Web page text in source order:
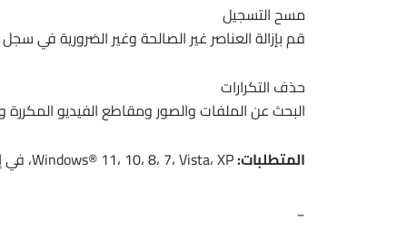
مسح التسجيل
قم بإزالة العناصر غير الصالحة وغير الضرورية في سجل Windows
حذف التكرارات
البحث عن الملفات والصور ومقاطع الفيديو المكررة
المتطلبات:
_